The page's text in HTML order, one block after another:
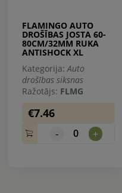
FLAMINGO AUTO
DROŠĪBAS JOSTA 60-
80CM/32MM RUKA
ANTISHOCK XL
Kategorija:Auto
drošības siksnas
Ražotājs: FLMG
€7.46
- 0 +